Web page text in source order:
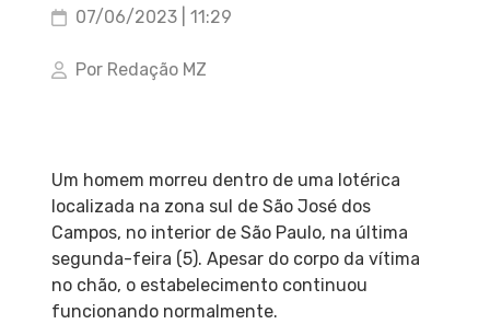
07/06/2023 | 11:29
Por Redação MZ
Um homem morreu dentro de uma lotérica
localizada na zona sul de São José dos
Campos, no interior de São Paulo, na última
segunda-feira (5). Apesar do corpo da vítima
no chão, o estabelecimento continuou
funcionando normalmente.